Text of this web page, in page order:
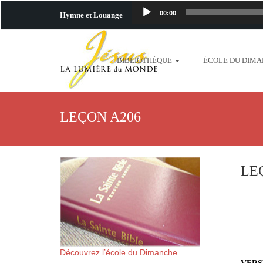
Hymne et Louange 00:00
plus-pres-de-toi.mp3
http://www.lafoiapostolique.org/wp-
http://www.lafoiapostolique.org/wp-
BIBLIOTHÈQUE ÉCOLE DU
LEÇON A206
Découvrez l’école du Dimanche